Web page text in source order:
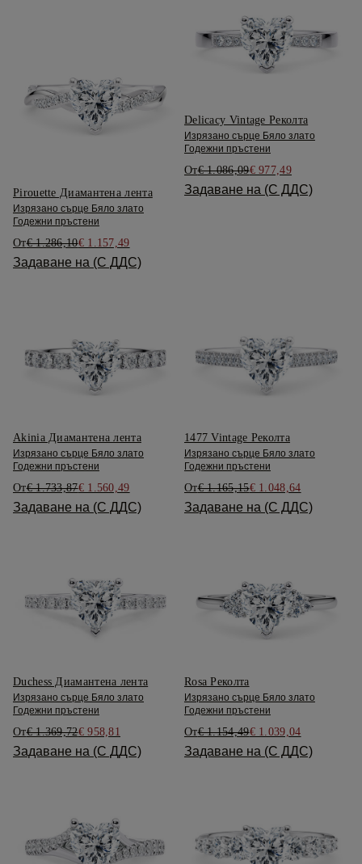
Pirouette Диамантена лента
Изрязано сърце Бяло злато
Годежни пръстени
От€ 1.286,10€ 1.157,49
Задаване на (С ДДС)
Delicacy Vintage Реколта
Изрязано сърце Бяло злато
Годежни пръстени
От€ 1.086,09€ 977,49
Задаване на (С ДДС)
Akinia Диамантена лента
Изрязано сърце Бяло злато
Годежни пръстени
От€ 1.733,87€ 1.560,49
Задаване на (С ДДС)
1477 Vintage Реколта
Изрязано сърце Бяло злато
Годежни пръстени
От€ 1.165,15€ 1.048,64
Задаване на (С ДДС)
Duchess Диамантена лента
Изрязано сърце Бяло злато
Годежни пръстени
От€ 1.369,72€ 958,81
Задаване на (С ДДС)
Rosa Реколта
Изрязано сърце Бяло злато
Годежни пръстени
От€ 1.154,49€ 1.039,04
Задаване на (С ДДС)